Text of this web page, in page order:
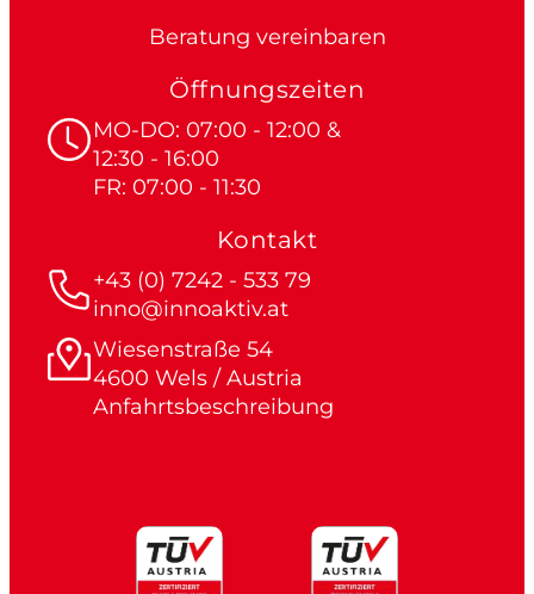
Beratung vereinbaren
Öffnungszeiten
MO-DO: 07:00 - 12:00 &
12:30 - 16:00
FR: 07:00 - 11:30
Kontakt
+43 (0) 7242 - 533 79
inno@innoaktiv.at
Wiesenstraße 54
4600 Wels / Austria
Anfahrtsbeschreibung